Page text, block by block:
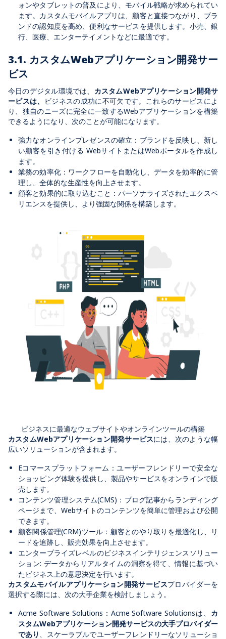
ォンやタブレットの普及により、モバイル戦略が求められてい
ます。カスタムモバイルアプリは、顧客と直接つながり、ブラ
ンドの認知度を高め、便利なサービスを提供します。小売、銀
行、医療、エンターテイメントなどに最適です。
3.1. カスタムWebアプリケーション開発サー
ビス
今日のデジタル環境では、 カスタムWebアプリケーション開発サ
ービスは、
ビジネスの成功に不可欠です。これらのサービスによ
り、独自のニーズに完全に一致するWebアプリケーションを構築
できるようになり、次のことが可能になります。
強力なオンラインプレゼンスの確立：ブランドを反映し、新し
い顧客を引き付ける WebサイトまたはWebポータルを作成し
ます。
業務の効率化：ワークフローを自動化し、データを効率的に管
理し、全体的な生産性を向上させます。
顧客と効果的に取り込むこと：パーソナライズされたエクスペ
リエンスを提供し、より強固な関係を構築します。
ビジネスに最適なウェブサイトやオンラインツールの構築
カスタムWebアプリケーション開発サービスには、次のような幅
広いソリューションが含まれます。
Eコマースプラットフォーム：ユーザーフレンドリーで安全な
ショッピング体験を提供し、製品やサービスをオンラインで販
売します。
コンテンツ管理システム(CMS)：ブログ記事からランディング
ページまで、Webサイトのコンテンツを簡単に管理および公開
できます。
顧客関係管理(CRM)ツール：顧客とのやり取りを最適化し、リ
ードを追跡し、販売効果を向上させます。
エンタープライズレベルのビジネスインテリジェンスソリュー
ション: データからリアルタイムの洞察を得て、情報に基づい
たビジネス上の意思決定を行います。
カスタムモバイルアプリケーション開発サービスプロバイダーを
選択する際には、次の大手企業を検討しましょう。
Acme Software Solutions：Acme Software Solutionsは、 カ
スタムWebアプリケーション開発サービスの大手プロバイダー
であり
、スケーラブルでユーザーフレンドリーなソリューショ